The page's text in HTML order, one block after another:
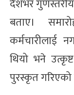
देशभर गुणस्तरीय
बताए।
कर्मचारीलाई
थियो भने
पुरस्कृत गरिएको